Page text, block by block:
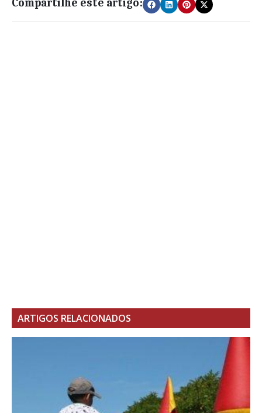
Compartilhe este artigo:
ARTIGOS RELACIONADOS